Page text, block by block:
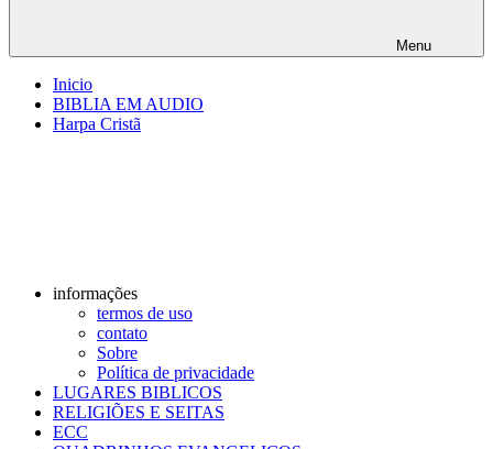
Menu
Inicio
BIBLIA EM AUDIO
Harpa Cristã
informações
termos de uso
contato
Sobre
Política de privacidade
LUGARES BIBLICOS
RELIGIÕES E SEITAS
ECC